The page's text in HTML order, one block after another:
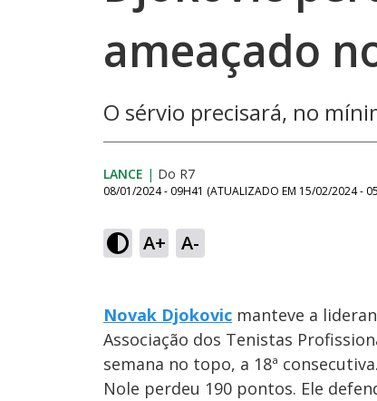
ameaçado
O sérvio precisará, no
LANCE | Do R7
08/01/2024 - 09H41 (ATUALIZADO EM 15/02/2024 -
A+ A-
Novak Djokovic manteve a
Associação dos Tenistas
semana no topo, a 18ª consecutiva.
Nole perdeu 190 pontos. Ele